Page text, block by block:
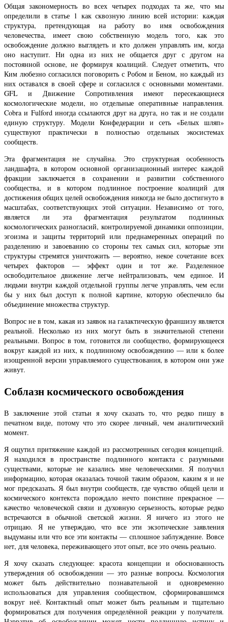
Общая закономерность во всех четырех подходах та же, что мы
определили в статье 1 как сквозную линию всей истории: каждая
структура, претендующая на работу во имя освобождения
человечества, имеет свою собственную модель того, как это
освобождение должно выглядеть и кто должен управлять им, когда
оно наступит. Ни одна из них не общается друг с другом на
постоянной основе, не формируя коалиций. Следует отметить, что
Ким любезно согласился поговорить с Робом и Беном, но каждый из
них оставался в своей сфере и согласился с основными моментами.
GFL и Движение Сопротивления имеют пересекающиеся
космологические модели, но отдельные оперативные направления.
Cobra и Fulford иногда ссылаются друг на друга, но так и не создали
единую структуру. Модели Конфедерации и сеть «Белых шляп»
существуют практически в полностью отдельных экосистемах
сообществ.
Эта фрагментация не случайна. Это структурная особенность
ландшафта, в котором основной организационный интерес каждой
фракции заключается в сохранении и развитии собственного
сообщества, и в котором подлинное построение коалиций для
достижения общих целей освобождения никогда не было достигнуто в
масштабах, соответствующих этой ситуации. Независимо от того,
является ли эта фрагментация результатом подлинных
космологических разногласий, контролируемой динамики оппозиции,
эгоизма и защиты территорий или преднамеренных операций по
разделению и завоеванию со стороны тех самых сил, которые эти
структуры стремятся уничтожить — вероятно, некое сочетание всех
четырех факторов — эффект один и тот же. Разделенное
освободительное движение легче нейтрализовать, чем единое. И
людьми внутри каждой отдельной группы легче управлять, чем если
бы у них был доступ к полной картине, которую обеспечило бы
объединение множества структур.
Вопрос не в том, какая из заявок на галактическую франшизу является
реальной. Несколько из них могут быть в значительной степени
реальными. Вопрос в том, готовится ли сообщество, формирующееся
вокруг каждой из них, к подлинному освобождению — или к более
изощренной версии управляемого существования, в котором они уже
живут.
Соблазн космического освобождения
В заключение этой статьи я хочу сказать то, что редко пишу в
печатном виде, потому что это скорее личный, чем аналитический
момент.
Я ощутил притяжение каждой из рассмотренных сегодня концепций.
Я находился в пространстве подлинного контакта с разумными
существами, которые не казались мне человеческими. Я получил
информацию, которая оказалась точной таким образом, каким я и не
мог предсказать. Я был внутри сообществ, где чувство общей цели и
космического контекста порождало нечто поистине прекрасное —
качество человеческой связи и духовную серьезность, которые редко
встречаются в обычной светской жизни. Я ничего из этого не
отрицаю. Я не утверждаю, что все эти экзотические заявления
выдуманы или что все эти контакты — сплошное заблуждение. Вовсе
нет, для человека, переживающего этот опыт, все это очень реально.
Я хочу сказать следующее: красота концепции и обоснованность
утверждения об освобождении — это разные вопросы. Космология
может быть действительно познавательной и одновременно
использоваться для управления сообществом, сформировавшимся
вокруг неё. Контактный опыт может быть реальным и тщательно
формироваться для получения определённой реакции у получателя.